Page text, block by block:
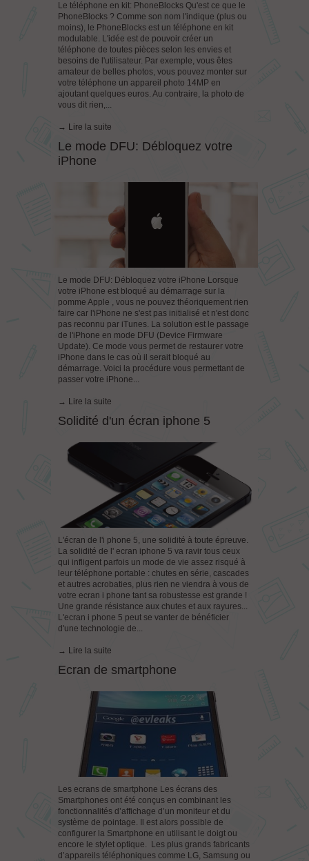
Le téléphone en kit: PhoneBlocks Qu'est ce que le
PhoneBlocks ? Comme son nom l'indique (plus ou
moins), le PhoneBlocks est un téléphone en kit
modulable. L'idée est de pouvoir créer un
téléphone de toutes pièces selon les envies et
besoins de l'utilisateur. Par exemple, vous êtes
amateur de belles photos, vous pouvez monter sur
votre téléphone un appareil photo 14MP en
ajoutant quelques euros. Au contraire, la photo de
vous dit rien,...
→ Lire la suite
Le mode DFU: Débloquez votre
iPhone
Le mode DFU: Débloquez votre iPhone Lorsque
votre iPhone est bloqué au démarrage sur la
pomme Apple , vous ne pouvez théoriquement rien
faire car l'iPhone ne s'est pas initialisé et n'est donc
pas reconnu par iTunes. La solution est le passage
de l'iPhone en mode DFU (Device Firmware
Update). Ce mode vous permet de restaurer votre
iPhone dans le cas où il serait bloqué au
démarrage. Voici la procédure vous permettant de
passer votre iPhone...
→ Lire la suite
Solidité d'un écran iphone 5
L'écran de l'i phone 5, une solidité à toute épreuve.
La solidité de l' ecran iphone 5 va ravir tous ceux
qui infligent parfois un mode de vie assez risqué à
leur téléphone portable : chutes en série, cascades
et autres acrobaties, plus rien ne viendra à vous de
votre ecran i phone tant sa robustesse est grande !
Une grande résistance aux chutes et aux rayures...
L'ecran i phone 5 peut se vanter de bénéficier
d'une technologie de...
→ Lire la suite
Ecran de smartphone
Les ecrans de smartphone Les écrans des
Smartphones ont été conçus en combinant les
fonctionnalités d’affichage d’un moniteur et du
système de pointage. Il est alors possible de
configurer la Smartphone en utilisant le doigt ou
encore le stylet optique. Les plus grands fabricants
d’appareils téléphoniques comme LG, Samsung ou